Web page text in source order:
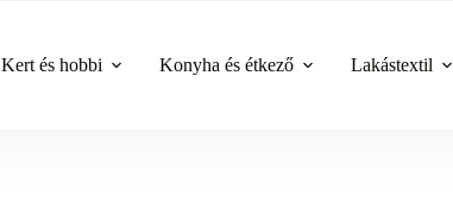
Kert és hobbi Konyha és étkező Lakástextil